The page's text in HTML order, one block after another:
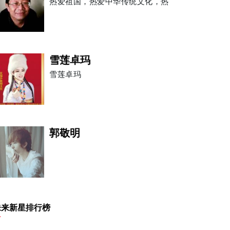
郭敬明
赵晋
杰米·贝尔
新星排行榜